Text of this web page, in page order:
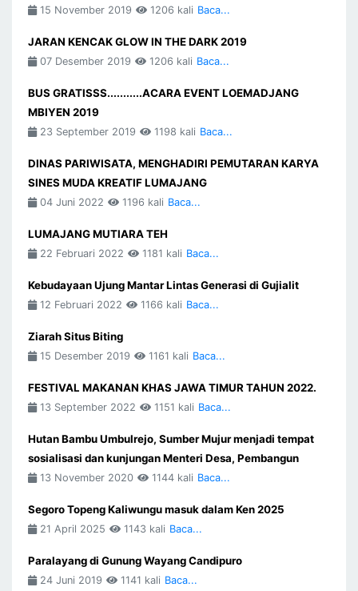
15 November 2019 1206 kali Baca...
JARAN KENCAK GLOW IN THE DARK 2019
07 Desember 2019 1206 kali Baca...
BUS GRATISSS...........ACARA EVENT LOEMADJANG
MBIYEN 2019
23 September 2019 1198 kali Baca...
DINAS PARIWISATA, MENGHADIRI PEMUTARAN KARYA
SINES MUDA KREATIF LUMAJANG
04 Juni 2022 1196 kali Baca...
LUMAJANG MUTIARA TEH
22 Februari 2022 1181 kali Baca...
Kebudayaan Ujung Mantar Lintas Generasi di Gujialit
12 Februari 2022 1166 kali Baca...
Ziarah Situs Biting
15 Desember 2019 1161 kali Baca...
FESTIVAL MAKANAN KHAS JAWA TIMUR TAHUN 2022.
13 September 2022 1151 kali Baca...
Hutan Bambu Umbulrejo, Sumber Mujur menjadi tempat
sosialisasi dan kunjungan Menteri Desa, Pembangun
13 November 2020 1144 kali Baca...
Segoro Topeng Kaliwungu masuk dalam Ken 2025
21 April 2025 1143 kali Baca...
Paralayang di Gunung Wayang Candipuro
24 Juni 2019 1141 kali Baca...